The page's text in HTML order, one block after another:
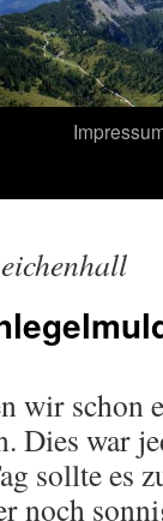
wir schon
Dies war
sollte es
noch